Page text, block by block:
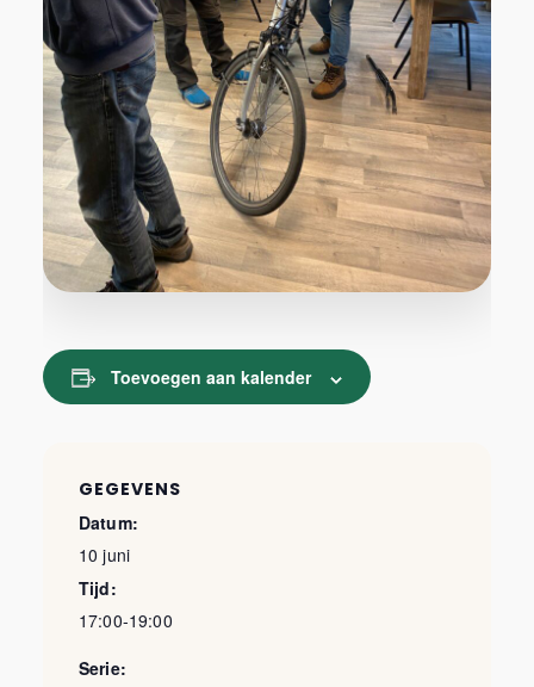
Toevoegen aan kalender
GEGEVENS
Datum:
10 juni
Tijd:
17:00-19:00
Serie: